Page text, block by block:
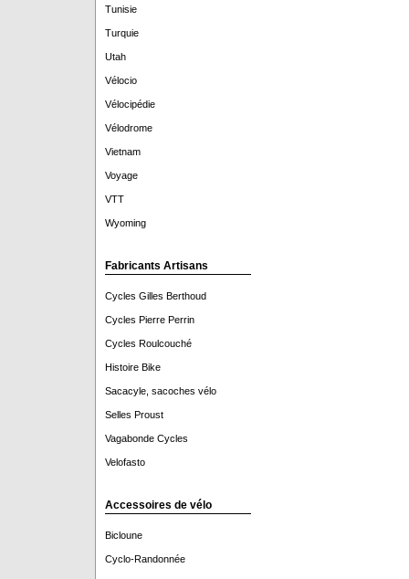
Tunisie
Turquie
Utah
Vélocio
Vélocipédie
Vélodrome
Vietnam
Voyage
VTT
Wyoming
Fabricants Artisans
Cycles Gilles Berthoud
Cycles Pierre Perrin
Cycles Roulcouché
Histoire Bike
Sacacyle, sacoches vélo
Selles Proust
Vagabonde Cycles
Velofasto
Accessoires de vélo
Bicloune
Cyclo-Randonnée